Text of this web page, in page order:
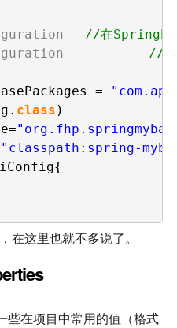
//在
//根
=
class
"classpath:spring-
这里也就不多说了。
在项目中常用的值（格式